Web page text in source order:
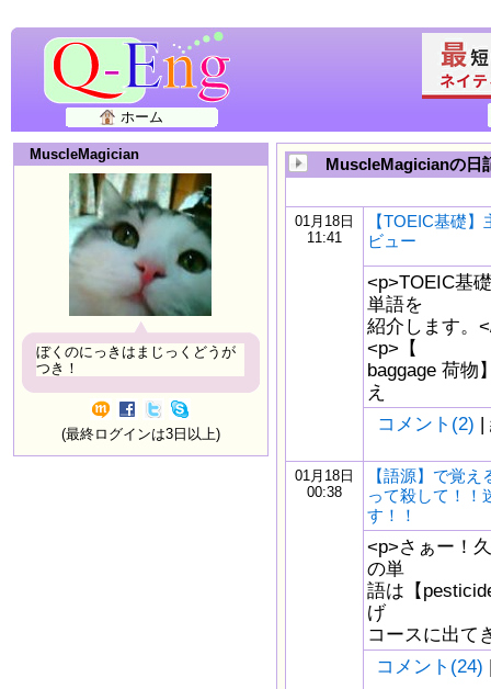
ホーム
MuscleMagician
ぼくのにっきはまじっくどうが
つき！
(最終ログインは3日以上)
MuscleMagicianの日
01月18日
11:41
【TOEIC基礎
ビュー
<p>TOEIC基
単語を
紹介します。
<p>【
baggage 荷物
え
コメント(2) |
01月18日
00:38
【語源】で覚
って殺して！！
す！！
<p>さぁー！
の単
語は【
げ
コースに出て
コメント(24)